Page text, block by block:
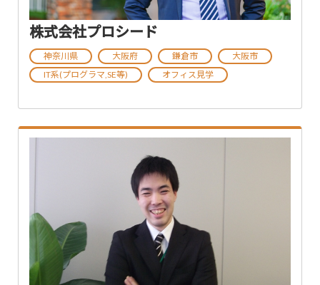
株式会社プロシード
神奈川県 大阪府 鎌倉市
大阪市
IT系(プログラマ,SE等)
オフィス見学